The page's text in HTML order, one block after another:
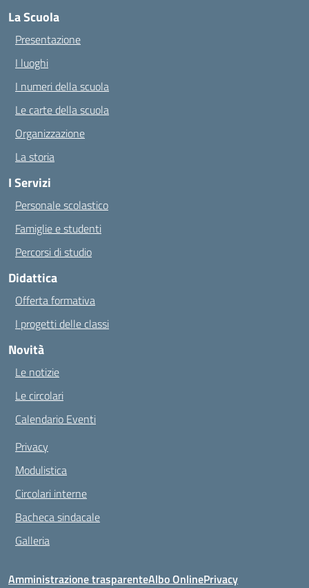
La Scuola
Presentazione
I luoghi
I numeri della scuola
Le carte della scuola
Organizzazione
La storia
I Servizi
Personale scolastico
Famiglie e studenti
Percorsi di studio
Didattica
Offerta formativa
I progetti delle classi
Novità
Le notizie
Le circolari
Calendario Eventi
Privacy
Modulistica
Circolari interne
Bacheca sindacale
Galleria
Amministrazione trasparenteAlbo OnlinePrivacy